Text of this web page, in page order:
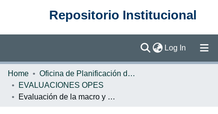
Repositorio Institucional
Log In (current)
Communities & Collections
Home
Oficina de Planificación de la Educación Superior (OPES)
EVALUACIONES OPES
Evaluación de la macro y microevaluación del Sistema Educativo Costarricense 1994 - 2004 : informe final